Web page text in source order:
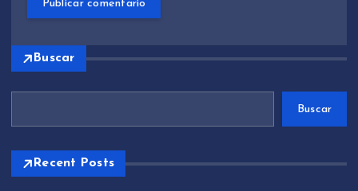
Buscar
Buscar
Recent Posts